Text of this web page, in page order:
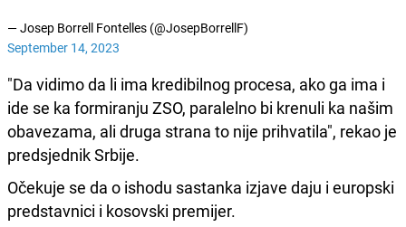
— Josep Borrell Fontelles (@JosepBorrellF)
September 14, 2023
"Da vidimo da li ima kredibilnog procesa, ako ga ima i
ide se ka formiranju ZSO, paralelno bi krenuli ka našim
obavezama, ali druga strana to nije prihvatila", rekao je
predsjednik Srbije.
Očekuje se da o ishodu sastanka izjave daju i europski
predstavnici i kosovski premijer.